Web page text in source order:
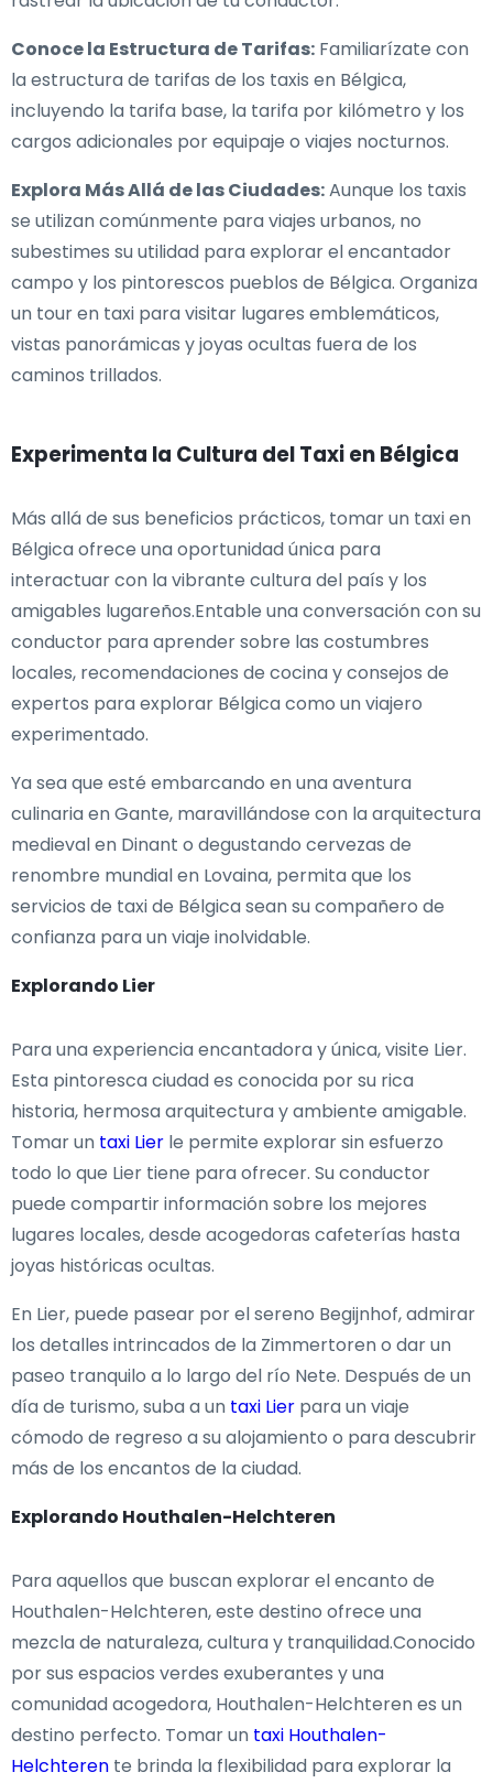
Conoce la Estructura de Tarifas: Familiarízate con
la estructura de tarifas de los taxis en Bélgica,
incluyendo la tarifa base, la tarifa por kilómetro y los
cargos adicionales por equipaje o viajes nocturnos.
Explora Más Allá de las Ciudades:Aunque los taxis
se utilizan comúnmente para viajes urbanos, no
subestimes su utilidad para explorar el encantador
campo y los pintorescos pueblos de Bélgica. Organiza
un tour en taxi para visitar lugares emblemáticos,
vistas panorámicas y joyas ocultas fuera de los
caminos trillados.
Experimenta la Cultura del Taxi en Bélgica
Más allá de sus beneficios prácticos, tomar un taxi en
Bélgica ofrece una oportunidad única para
interactuar con la vibrante cultura del país y los
amigables lugareños.Entable una conversación con su
conductor para aprender sobre las costumbres
locales, recomendaciones de cocina y consejos de
expertos para explorar Bélgica como un viajero
experimentado.
Ya sea que esté embarcando en una aventura
culinaria en Gante, maravillándose con la arquitectura
medieval en Dinant o degustando cervezas de
renombre mundial en Lovaina, permita que los
servicios de taxi de Bélgica sean su compañero de
confianza para un viaje inolvidable.
Explorando Lier
Para una experiencia encantadora y única, visite Lier.
Esta pintoresca ciudad es conocida por su rica
historia, hermosa arquitectura y ambiente amigable.
Tomar un taxi Lier le permite explorar sin esfuerzo
todo lo que Lier tiene para ofrecer. Su conductor
puede compartir información sobre los mejores
lugares locales, desde acogedoras cafeterías hasta
joyas históricas ocultas.
En Lier, puede pasear por el sereno Begijnhof, admirar
los detalles intrincados de la Zimmertoren o dar un
paseo tranquilo a lo largo del río Nete. Después de un
día de turismo, suba a un taxi Lier para un viaje
cómodo de regreso a su alojamiento o para descubrir
más de los encantos de la ciudad.
Explorando Houthalen-Helchteren
Para aquellos que buscan explorar el encanto de
Houthalen-Helchteren, este destino ofrece una
mezcla de naturaleza, cultura y tranquilidad.Conocido
por sus espacios verdes exuberantes y una
comunidad acogedora, Houthalen-Helchteren es un
destino perfecto. Tomar un taxi Houthalen-
Helchteren te brinda la flexibilidad para explorar la